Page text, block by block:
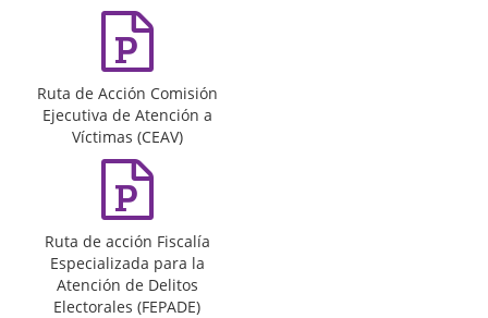
Ruta de Acción Comisión
Ejecutiva de Atención a
Víctimas (CEAV)
Ruta de acción Fiscalía
Especializada para la
Atención de Delitos
Electorales (FEPADE)